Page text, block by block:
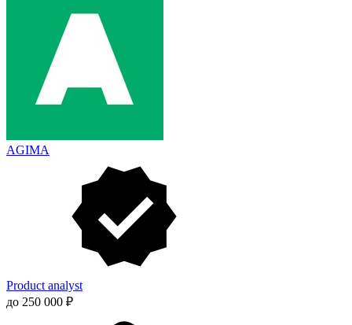
AGIMA
Product analyst
до 250 000 ₽